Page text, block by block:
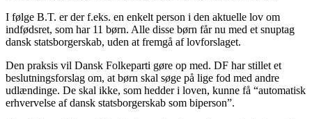
I følge B.T. er der f.eks. en enkelt person i den aktuelle lov om
indfødsret, som har 11 børn. Alle disse børn får nu med et snuptag
dansk statsborgerskab, uden at fremgå af lovforslaget.
Den praksis vil Dansk Folkeparti gøre op med. DF har stillet et
beslutningsforslag om, at børn skal søge på lige fod med andre
udlændinge. De skal ikke, som hedder i loven, kunne få “automatisk
erhvervelse af dansk statsborgerskab som biperson”.